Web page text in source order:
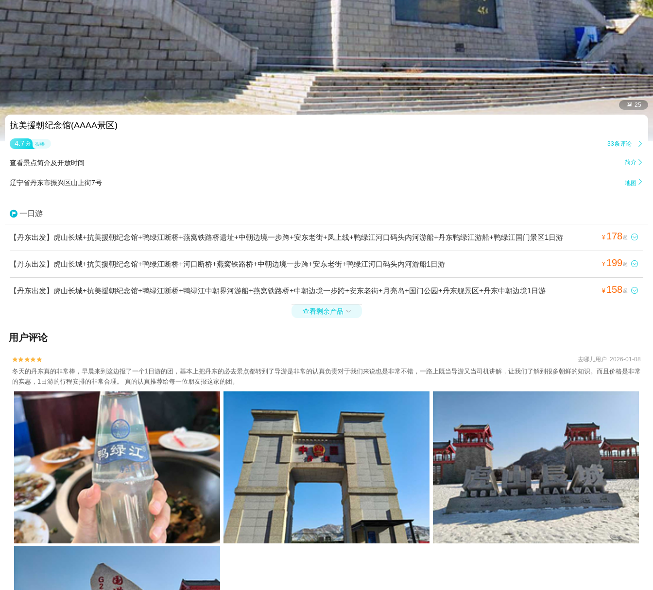
 25
抗美援朝纪念馆(AAAA景区)
4.7 分 很棒 33条评论 
查看景点简介及开放时间 简介 
辽宁省丹东市振兴区山上街7号 地图 
一日游
【丹东出发】虎山长城+抗美援朝纪念馆+鸭绿江断桥+燕窝铁路桥遗址+中朝边境一步跨+安东老街+凤上线+鸭绿江河口码头内河游船+丹东鸭绿江游船+鸭绿江国门景区1日游 ¥ 178起 
【丹东出发】虎山长城+抗美援朝纪念馆+鸭绿江断桥+河口断桥+燕窝铁路桥+中朝边境一步跨+安东老街+鸭绿江河口码头内河游船1日游 ¥ 199起 
【丹东出发】虎山长城+抗美援朝纪念馆+鸭绿江断桥+鸭绿江中朝界河游船+燕窝铁路桥+中朝边境一步跨+安东老街+月亮岛+国门公园+丹东舰景区+丹东中朝边境1日游 ¥ 158起 
查看剩余产品 
用户评论

 去哪儿用户 2026-01-08
冬天的丹东真的非常棒，早晨来到这边报了一个1日游的团，基本上把丹东的必去景点都转到了导游是非常的认真负责对于我们来说也是非常不错，一路上既当导游又当司机讲解，让我们了解到很多朝鲜的知识。而且价格是非常
的实惠，1日游的行程安排的非常合理。 真的认真推荐给每一位朋友报这家的团。